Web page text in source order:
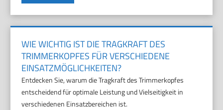
WIE WICHTIG IST DIE TRAGKRAFT DES
TRIMMERKOPFES FÜR VERSCHIEDENE
EINSATZMÖGLICHKEITEN?
Entdecken Sie, warum die Tragkraft des Trimmerkopfes
entscheidend für optimale Leistung und Vielseitigkeit in
verschiedenen Einsatzbereichen ist.